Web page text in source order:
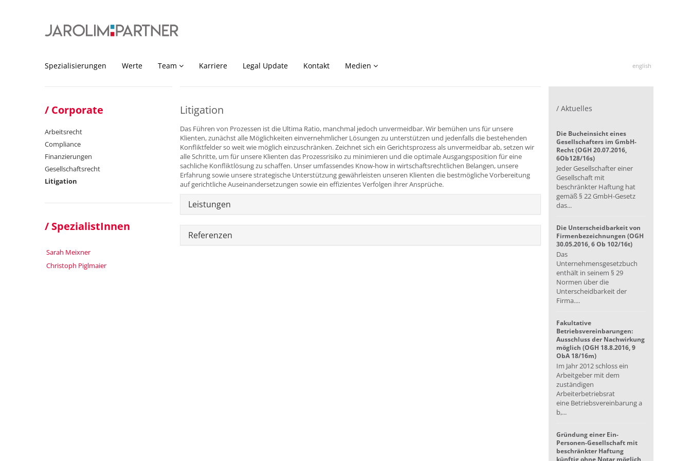
Spezialisierungen Werte Team Karriere Legal Update Kontakt Medien english
Corporate
Arbeitsrecht
Compliance
Finanzierungen
Gesellschaftsrecht
Litigation
SpezialistInnen
Sarah Meixner
Christoph Piglmaier
Litigation
Das Führen von Prozessen ist die Ultima Ratio, manchmal jedoch unvermeidbar. Wir bemühen uns für unsere
Klienten, zunächst alle Möglichkeiten einvernehmlicher Lösungen zu unterstützen und jedenfalls die bestehenden
Konfliktfelder so weit wie möglich einzuschränken. Zeichnet sich ein Gerichtsprozess als unvermeidbar ab, setzen wir
alle Schritte, um für unsere Klienten das Prozessrisiko zu minimieren und die optimale Ausgangsposition für eine
sachliche Konfliktlösung zu schaffen. Unser umfassendes Know-how in wirtschaftsrechtlichen Belangen, unsere
Erfahrung sowie unsere strategische Unterstützung gewährleisten unseren Klienten die bestmögliche Vorbereitung
auf gerichtliche Auseinandersetzungen sowie ein effizientes Verfolgen ihrer Ansprüche.
Leistungen
Referenzen
/ Aktuelles
Die Bucheinsicht eines
Gesellschafters im GmbH-
Recht (OGH 20.07.2016,
6Ob128/16s)
Jeder Gesellschafter einer
Gesellschaft mit
beschränkter Haftung hat
gemäß § 22 GmbH-Gesetz
das...
Die Unterscheidbarkeit von
Firmenbezeichnungen (OGH
30.05.2016, 6 Ob 102/16t)
Das
Unternehmensgesetzbuch
enthält in seinem § 29
Normen über die
Unterscheidbarkeit der
Firma....
Fakultative
Betriebsvereinbarungen:
Ausschluss der Nachwirkung
möglich (OGH 18.8.2016, 9
ObA 18/16m)
Im Jahr 2012 schloss ein
Arbeitgeber mit dem
zuständigen
Arbeiterbetriebsrat
eine Betriebsvereinbarung a
b,...
Gründung einer Ein-
Personen-Gesellschaft mit
beschränkter Haftung
künftig ohne Notar möglich